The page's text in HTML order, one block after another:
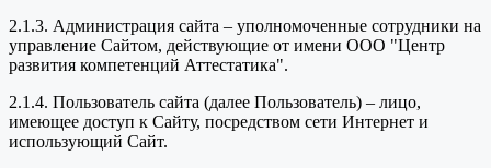
2.1.3. Администрация сайта – уполномоченные сотрудники на
управление Сайтом, действующие от имени ООО "Центр
развития компетенций Аттестатика".
2.1.4. Пользователь сайта (далее Пользователь) – лицо,
имеющее доступ к Сайту, посредством сети Интернет и
использующий Сайт.